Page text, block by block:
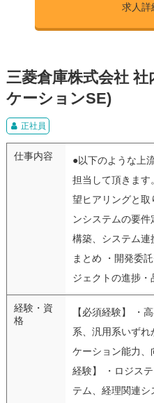
求人詳
三菱倉庫株式会社
ケーションSE)
正社員
仕事内容
●以下のような上
担当して頂きま
望ヒアリングと取
ンシステムの要
構築、システム連
まとめ ・開発委
ジェクトの進捗・
経験・資
格
【必須経験】 ・
系、汎用系いずれ
ケーション能力、
経験】 ・ロジス
テム、経理関連